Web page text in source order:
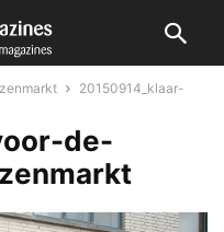
20150914_klaar-
de-